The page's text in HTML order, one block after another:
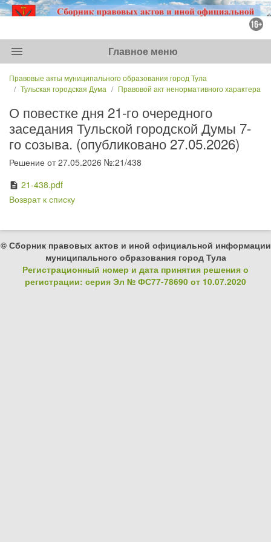
menu Главное меню
Правовые акты муниципального образования город Тула
Тульская городская Дума
Правовой акт ненормативного характера
О повестке дня 21-го очередного
заседания Тульской городской Думы 7-
го созыва. (опубликовано 27.05.2026)
Решение от 27.05.2026 №:21/438
description 21-438.pdf
Возврат к списку
© Сборник правовых актов и иной официальной информации
муниципального образования город Тула
Регистрационный номер и дата принятия решения о
регистрации: серия Эл № ФС77-78690 от 10.07.2020